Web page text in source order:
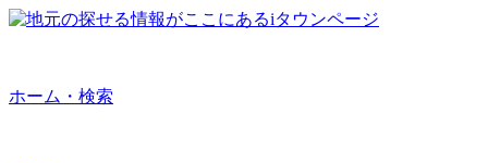
ホーム・検索